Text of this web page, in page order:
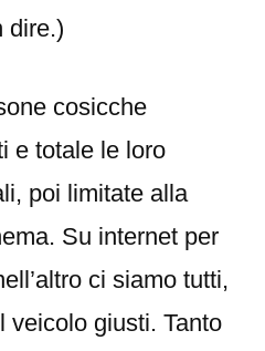
dire.)
cosicche
e totale le loro
poi limitate alla
Su internet per
ci siamo tutti,
veicolo giusti. Tanto